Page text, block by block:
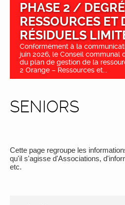
PHASE 2 /
RESSOURCES ET
RÉSIDUELS
Conformément à la
juin 2026, le Conseil communal
du plan de gestion de la
2 Orange – Ressources et...
SENIORS
Cette page regroupe les
qu'il s'agisse d'Associations,
etc.